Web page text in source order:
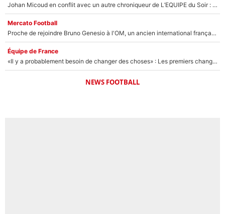
Johan Micoud en conflit avec un autre chroniqueur de L’EQUIPE du Soir : «Pendant un moment, je ne les ai pas remis ensemble dans l'émission»
Mercato Football
Proche de rejoindre Bruno Genesio à l'OM, un ancien international français va finalement débarquer... sur RMC !
Équipe de France
«Il y a probablement besoin de changer des choses» : Les premiers changements de Zinedine Zidane en équipe de France sont révélés ?
NEWS FOOTBALL